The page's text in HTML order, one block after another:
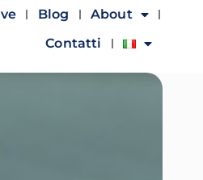
Blog
About
Contatti